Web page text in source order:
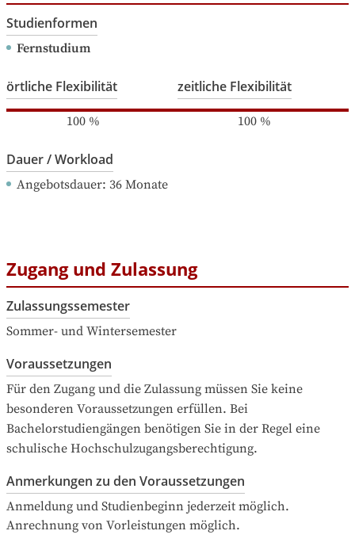
Studienformen
Fernstudium
örtliche Flexibilität
100%
zeitliche Flexibilität
100%
Dauer / Workload
Angebotsdauer: 36 Monate
Zugang und Zulassung
Zulassungssemester
Sommer- und Wintersemester
Voraussetzungen
Für den Zugang und die Zulassung müssen Sie keine
besonderen Voraussetzungen erfüllen. Bei
Bachelorstudiengängen benötigen Sie in der Regel eine
schulische Hochschulzugangsberechtigung.
Anmerkungen zu den Voraussetzungen
Anmeldung und Studienbeginn jederzeit möglich.
Anrechnung von Vorleistungen möglich.